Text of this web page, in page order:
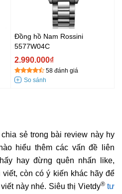
Đồng hồ Nam Rossini
5577W04C
2.990.000₫
58 đánh giá
sẻ trong bài review này hy
hiểu thêm các vấn đề liên
hay đừng quên nhấn like,
còn có ý kiến khác hãy để
này nhé. Siêu thị Vietdy® tư